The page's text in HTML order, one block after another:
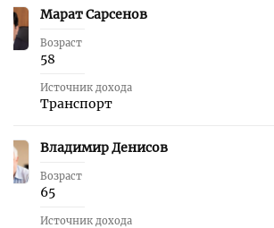
44 Марат Сарсенов
Возраст
58
Источник дохода
Транспорт
45 Владимир Денисов
Возраст
65
Источник дохода